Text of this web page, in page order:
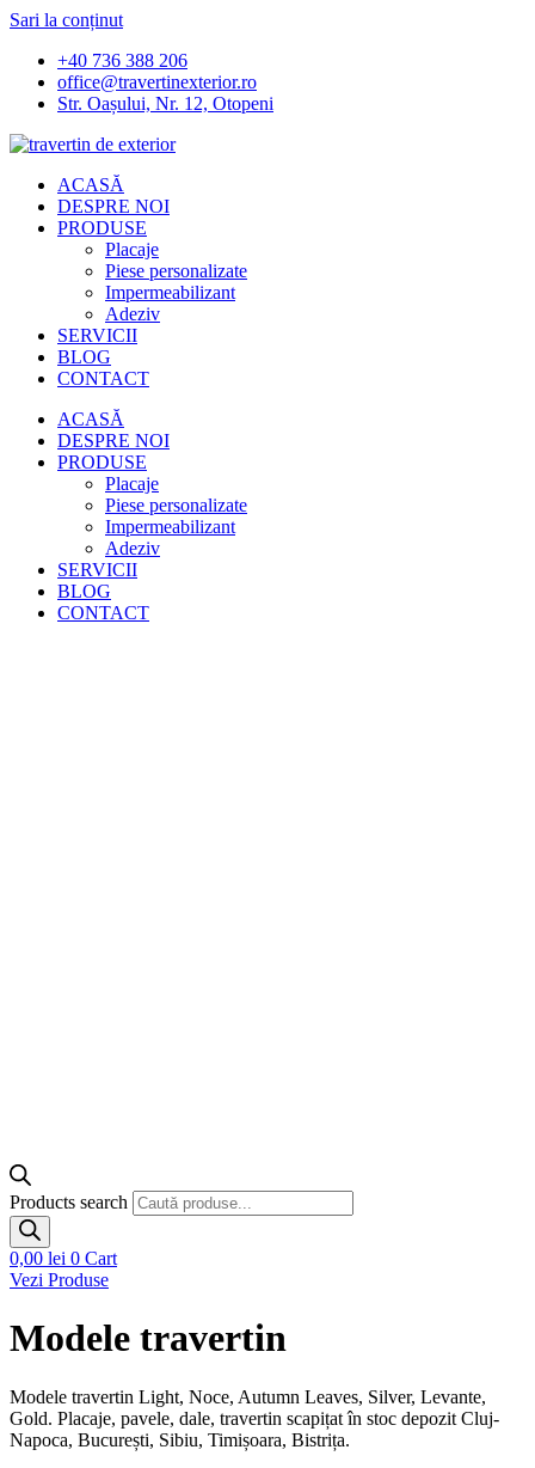
Sari la conținut
+40 736 388 206
office@travertinexterior.ro
Str. Oașului, Nr. 12, Otopeni
ACASĂ
DESPRE NOI
PRODUSE
Placaje
Piese personalizate
Impermeabilizant
Adeziv
SERVICII
BLOG
CONTACT
ACASĂ
DESPRE NOI
PRODUSE
Placaje
Piese personalizate
Impermeabilizant
Adeziv
SERVICII
BLOG
CONTACT
Products search
0,00 lei 0 Cart
Vezi Produse
Modele travertin
Modele travertin Light, Noce, Autumn Leaves, Silver, Levante,
Gold. Placaje, pavele, dale, travertin scapițat în stoc depozit Cluj-
Napoca, București, Sibiu, Timișoara, Bistrița.